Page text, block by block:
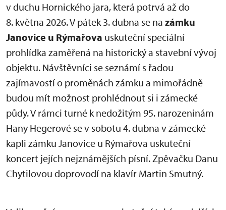
v duchu Hornického jara, která potrvá až do
8. května 2026. V pátek 3. dubna se na zámku
Janovice u Rýmařova uskuteční speciální
prohlídka zaměřená na historický a stavební vývoj
objektu. Návštěvníci se seznámí s řadou
zajímavostí o proměnách zámku a mimořádně
budou mít možnost prohlédnout si i zámecké
půdy. V rámci turné k nedožitým 95. narozeninám
Hany Hegerové se v sobotu 4. dubna v zámecké
kapli zámku Janovice u Rýmařova uskuteční
koncert jejích nejznámějších písní. Zpěvačku Danu
Chytilovou doprovodí na klavír Martin Smutný.